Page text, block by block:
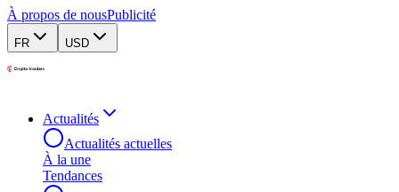
À propos de nousPublicité
FR USD
Actualités
Actualités actuelles
À la une
Tendances